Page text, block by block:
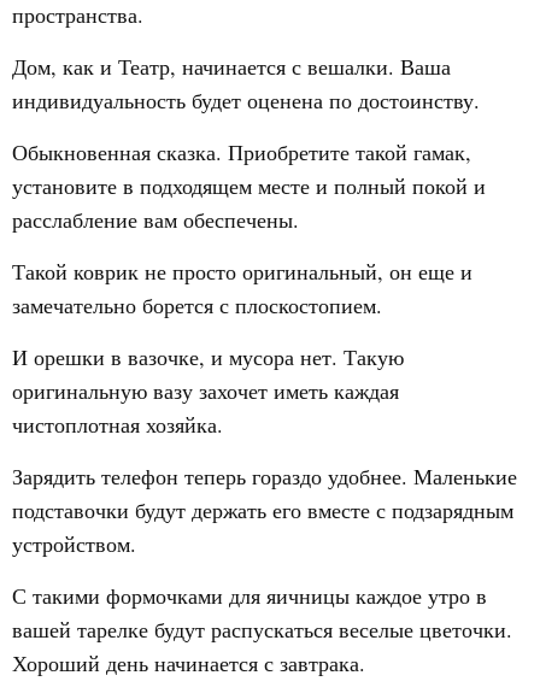
пространства.
Дом, как и Театр, начинается с вешалки. Ваша
индивидуальность будет оценена по достоинству.
Обыкновенная сказка. Приобретите такой гамак,
установите в подходящем месте и полный покой и
расслабление вам обеспечены.
Такой коврик не просто оригинальный, он еще и
замечательно борется с плоскостопием.
И орешки в вазочке, и мусора нет. Такую
оригинальную вазу захочет иметь каждая
чистоплотная хозяйка.
Зарядить телефон теперь гораздо удобнее. Маленькие
подставочки будут держать его вместе с подзарядным
устройством.
С такими формочками для яичницы каждое утро в
вашей тарелке будут распускаться веселые цветочки.
Хороший день начинается с завтрака.